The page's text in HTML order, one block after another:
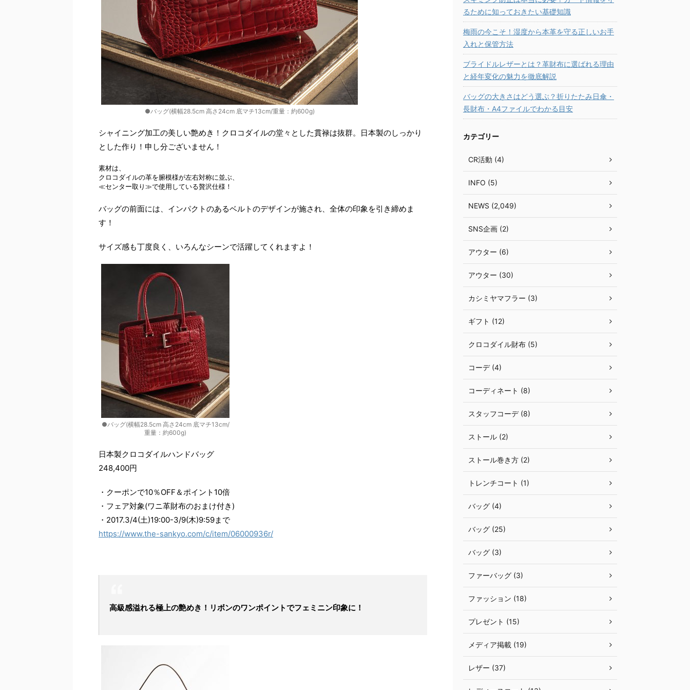
●バッグ(横幅28.5cm 高さ24cm 底マチ13cm/重量：約600g)
シャイニング加工の美しい艶めき！クロコダイルの堂々とした貫禄は抜群。日本製のしっかり
とした作り！申し分ございません！
素材は、
クロコダイルの革を腑模様が左右対称に並ぶ、
バッグの前面には、インパクトのあるベルトのデザインが施され、全体の印象を引き締めま
す！
サイズ感も丁度良く、いろんなシーンで活躍してくれますよ！
●バッグ(横幅28.5cm 高さ24cm 底マチ13cm/
重量：約600g)
日本製クロコダイルハンドバッグ
248,400円
・クーポンで10％OFF＆ポイント10倍
・フェア対象(ワニ革財布のおまけ付き)
・2017.3/4(土)19:00-3/9(木)9:59まで
https://www.the-sankyo.com/c/item/06000936r/
高級感溢れる極上の艶めき！リボンのワンポイントでフェミニン印象に！
るために知っておきたい基礎知識
梅雨の今こそ！湿度から本革を守る正しいお手
入れと保管方法
ブライドルレザーとは？革財布に選ばれる理由
と経年変化の魅力を徹底解説
バッグの大きさはどう選ぶ？折りたたみ日傘・
長財布・A4ファイルでわかる目安
カテゴリー
CR活動 (4)
INFO (5)
NEWS (2,049)
SNS企画 (2)
アウター (6)
アウター (30)
カシミヤマフラー (3)
ギフト (12)
クロコダイル財布 (5)
コーデ (4)
コーディネート (8)
スタッフコーデ (8)
ストール (2)
ストール巻き方 (2)
トレンチコート (1)
バッグ (4)
バッグ (25)
バッグ (3)
ファーバッグ (3)
ファッション (18)
プレゼント (15)
メディア掲載 (19)
レザー (37)